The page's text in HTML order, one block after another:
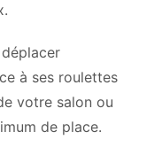
à ses roulettes
votre salon ou
de place.